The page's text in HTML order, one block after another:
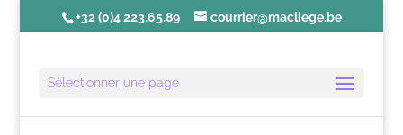
+32 (0)4 223.65.89 courrier@macliege.be
Sélectionner une page